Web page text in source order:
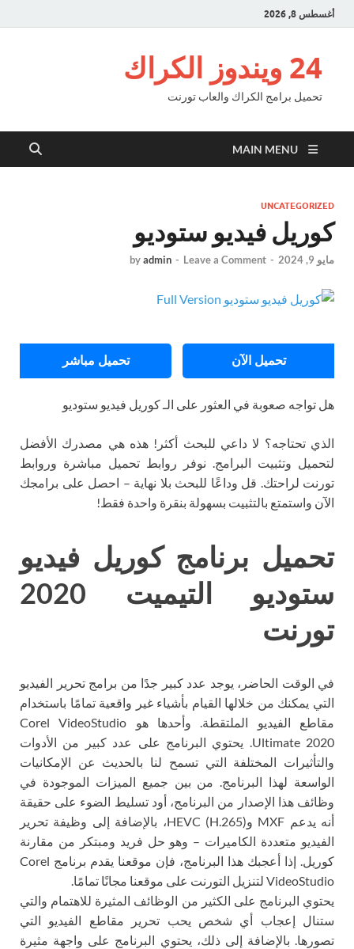
أغسطس 8, 2026
24 ويندوز الكراك
تحميل برامج الكراك والعاب تورنت
MAIN MENU
UNCATEGORIZED
كوريل فيديو ستوديو
مايو 9, 2024 -
byadmin - Leave a Comment
تحميل الآن تحميل مباشر
هل تواجه صعوبة في العثور على الـ كوريل فيديو ستوديو
الذي تحتاجه؟ لا داعي للبحث أكثر! هذه هي مصدرك الأفضل
لتحميل وتثبيت البرامج. نوفر روابط تحميل مباشرة وروابط
تورنت لراحتك. قل وداعًا للبحث بلا نهاية – احصل على برامجك
الآن واستمتع بالتثبيت بسهولة بنقرة واحدة فقط!
تحميل برنامج كوريل فيديو
ستوديو التيميت 2020
تورنت
في الوقت الحاضر، يوجد عدد كبير جدًا من برامج تحرير الفيديو
التي يمكنك من خلالها القيام بأشياء غير واقعية تمامًا باستخدام
مقاطع الفيديو الملتقطة. وأحدها هو Corel VideoStudio
Ultimate 2020. يحتوي البرنامج على عدد كبير من الأدوات
والتأثيرات المختلفة التي تسمح لنا بالحديث عن الإمكانيات
الواسعة لهذا البرنامج. من بين جميع الميزات الموجودة في
وظائف هذا الإصدار من البرنامج، أود تسليط الضوء على حقيقة
أنه يدعم MXF وHEVC (H.265)، بالإضافة إلى وظيفة تحرير
الفيديو متعددة الكاميرات – وهو حل فريد ومبتكر من مقارنة
كوريل. إذا أعجبك هذا البرنامج، فإن موقعنا يقدم برنامج Corel
VideoStudio لتنزيل التورنت على موقعنا مجانًا تمامًا.
يحتوي البرنامج على الكثير من الوظائف المثيرة للاهتمام والتي
ستنال إعجاب أي شخص يحب تحرير مقاطع الفيديو التي
تصورها. بالإضافة إلى ذلك، يحتوي البرنامج على واجهة مثيرة